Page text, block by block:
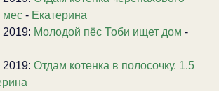
мес - Екатерина
2019: Молодой пёс Тоби ищет дом -
2019: Отдам котенка в полосочку. 1.5